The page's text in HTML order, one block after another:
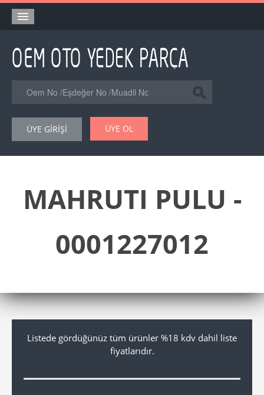
Orjinal Yedek Parça
Eşdeğer Muadil Yedek Parça
Şase Numarası VIN Yedekparça Sorgulama
Hakkımızda
Forum
ÜYE GİRİŞİ ÜYE OL
MAHRUTI PULU -
0001227012
Listede gördüğünüz tüm ürünler %18 kdv dahil liste
fiyatlarıdır.